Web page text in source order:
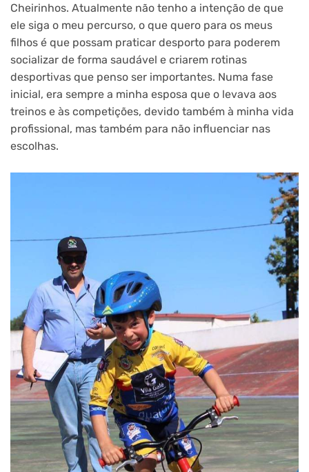
Cheirinhos. Atualmente não tenho a intenção de que
ele siga o meu percurso, o que quero para os meus
filhos é que possam praticar desporto para poderem
socializar de forma saudável e criarem rotinas
desportivas que penso ser importantes. Numa fase
inicial, era sempre a minha esposa que o levava aos
treinos e às competições, devido também à minha vida
profissional, mas também para não influenciar nas
escolhas.